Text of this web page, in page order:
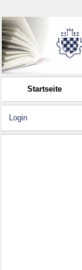
Startseite
Login